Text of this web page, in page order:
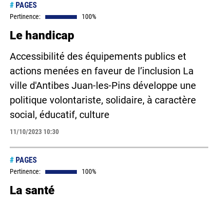
# PAGES
Pertinence: 100%
Le handicap
Accessibilité des équipements publics et
actions menées en faveur de l’inclusion La
ville d'Antibes Juan-les-Pins développe une
politique volontariste, solidaire, à caractère
social, éducatif, culture
11/10/2023 10:30
# PAGES
Pertinence: 100%
La santé